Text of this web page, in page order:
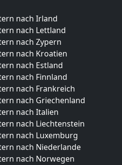
nach Irland
nach Lettland
nach Zypern
nach Kroatien
nach Estland
nach Finnland
nach Frankreich
nach Griechenland
nach Italien
nach Liechtenstein
nach Luxemburg
nach Niederlande
nach Norwegen